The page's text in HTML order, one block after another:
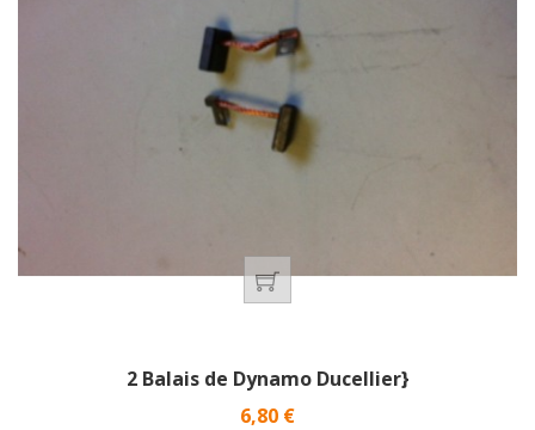
2 Balais de Dynamo Ducellier}
Prix
6,80 €